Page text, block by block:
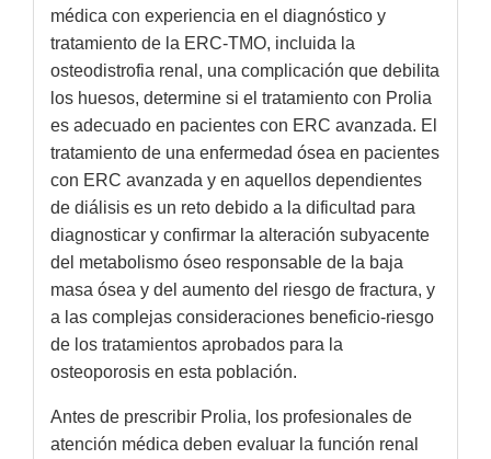
médica con experiencia en el diagnóstico y
tratamiento de la ERC-TMO, incluida la
osteodistrofia renal, una complicación que debilita
los huesos, determine si el tratamiento con Prolia
es adecuado en pacientes con ERC avanzada. El
tratamiento de una enfermedad ósea en pacientes
con ERC avanzada y en aquellos dependientes
de diálisis es un reto debido a la dificultad para
diagnosticar y confirmar la alteración subyacente
del metabolismo óseo responsable de la baja
masa ósea y del aumento del riesgo de fractura, y
a las complejas consideraciones beneficio-riesgo
de los tratamientos aprobados para la
osteoporosis en esta población.
Antes de prescribir Prolia, los profesionales de
atención médica deben evaluar la función renal